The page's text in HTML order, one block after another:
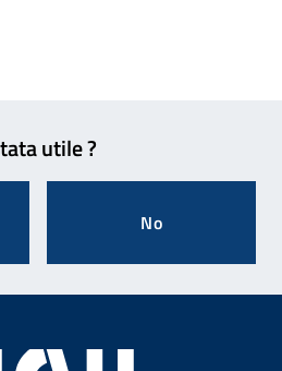
- Sito esterno - Apertura in
- Apertura in nuova finestra
apre il programma di posta
pagina: scelta meno
utile ?
No